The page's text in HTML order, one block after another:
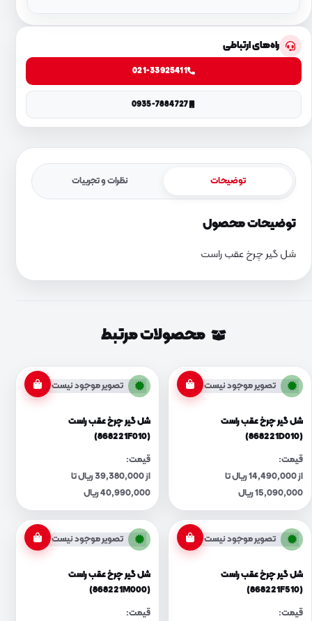
راه‌های ارتباطی
021-33925411
0935-7884727
توضیحات نظرات و تجربیات
توضیحات محصول
شل گیر چرخ عقب راست
محصولات مرتبط
تصویر موجود نیست
شل گیر چرخ عقب راست
(868221D010)
قیمت:
از 14,490,000 ریال تا
15,090,000 ریال
تصویر موجود نیست
شل گیر چرخ عقب راست
(868221F010)
قیمت:
از 39,380,000 ریال تا
40,990,000 ریال
تصویر موجود نیست
شل گیر چرخ عقب راست
(868221F510)
قیمت:
تصویر موجود نیست
شل گیر چرخ عقب راست
(868221M000)
قیمت: